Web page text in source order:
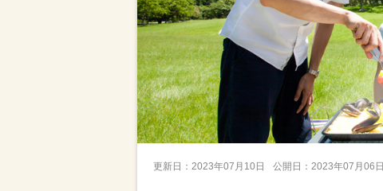
更新日： 2023年07月10日 公開日： 2023年07月06日